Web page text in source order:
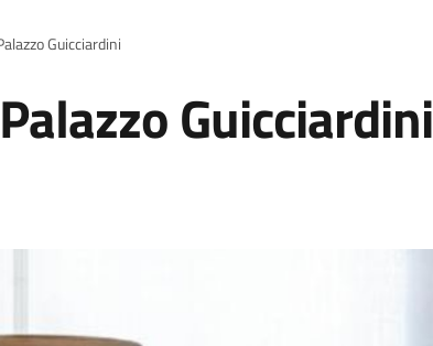
Guicciardini
Guicciardini